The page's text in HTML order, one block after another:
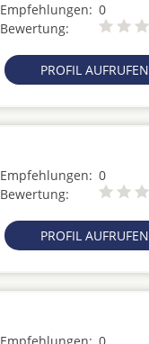
Empfehlungen: 0
Bewertung:
PROFIL AUFRUFEN
Empfehlungen: 0
Bewertung:
PROFIL AUFRUFEN